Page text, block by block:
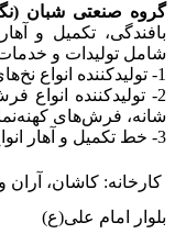
گروه صنعتی شبان
بافندگی، تکمیل و
شامل تولیدات و
1- تولیدکننده انواع نخ‌های فرش ماشینی آکریلیک / مودال / پلی استر
شانه، فرش‌های
3- خط تکمیل و آهار انواع فرش ماشینی
کارخانه: کاشان،
بلوار امام علی(ع)